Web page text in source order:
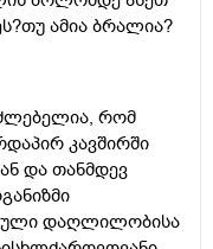
ამია ბრალია?
რომ
კავშირში
და თანმდევ
დაღლილობისა